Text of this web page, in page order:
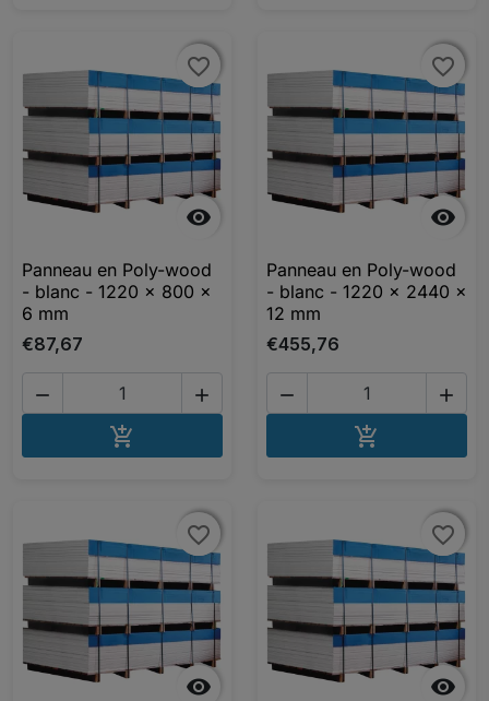

favorite_border
favorite_border
Panneau en Poly-wood
- blanc - 1220 x 800 x
6 mm
€87,67
 


favorite_border
favorite_border
Panneau en Poly-wood
- blanc - 1220 x 2440 x
12 mm
€455,76
 


favorite_border
favorite_border

favorite_border
favorite_border